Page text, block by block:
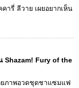
ารี่ ลีวาย เผยอยากเห็น
Shazam! Fury of the
ยภาพอวดชุดชาแซมแฟ